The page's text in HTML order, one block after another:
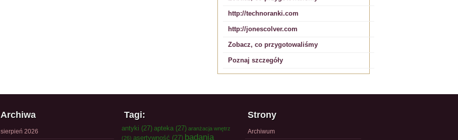
http://technoranki.com
http://jonescolver.com
Zobacz, co przygotowaliśmy
Poznaj szczegóły
Archiwa
sierpień 2026
Tagi:
antyki (27) apteka (27) aranżacja wnętrz
(26) asertywność (27) badania
Strony
Archiwum